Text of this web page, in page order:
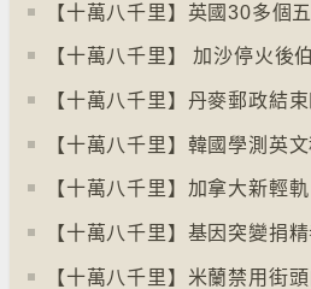
【十萬八千里】 加沙停火後
【十萬八千里】丹麥郵政結
【十萬八千里】加拿大新輕